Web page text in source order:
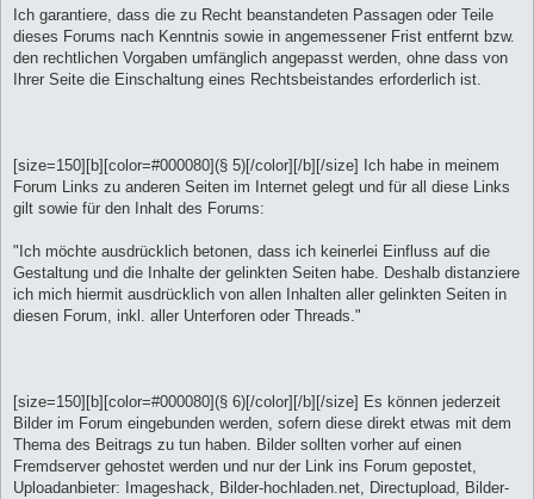
Ich garantiere, dass die zu Recht beanstandeten Passagen oder Teile
dieses Forums nach Kenntnis sowie in angemessener Frist entfernt bzw.
den rechtlichen Vorgaben umfänglich angepasst werden, ohne dass von
Ihrer Seite die Einschaltung eines Rechtsbeistandes erforderlich ist.
[size=150][b][color=#000080](§ 5)[/color][/b][/size] Ich habe in meinem
Forum Links zu anderen Seiten im Internet gelegt und für all diese Links
gilt sowie für den Inhalt des Forums:
"Ich möchte ausdrücklich betonen, dass ich keinerlei Einfluss auf die
Gestaltung und die Inhalte der gelinkten Seiten habe. Deshalb distanziere
ich mich hiermit ausdrücklich von allen Inhalten aller gelinkten Seiten in
diesen Forum, inkl. aller Unterforen oder Threads."
[size=150][b][color=#000080](§ 6)[/color][/b][/size] Es können jederzeit
Bilder im Forum eingebunden werden, sofern diese direkt etwas mit dem
Thema des Beitrags zu tun haben. Bilder sollten vorher auf einen
Fremdserver gehostet werden und nur der Link ins Forum gepostet,
Uploadanbieter: Imageshack, Bilder-hochladen.net, Directupload, Bilder-